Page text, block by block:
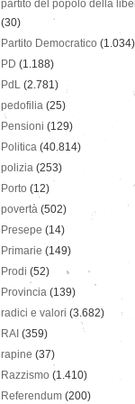
partito del popolo della
(30)
Partito Democratico (1.034)
PD (1.188)
PdL (2.781)
pedofilia (25)
Pensioni (129)
Politica (40.814)
polizia (253)
Porto (12)
povertà (502)
Presepe (14)
Primarie (149)
Prodi (52)
Provincia (139)
radici e valori (3.682)
RAI (359)
rapine (37)
Razzismo (1.410)
Referendum (200)